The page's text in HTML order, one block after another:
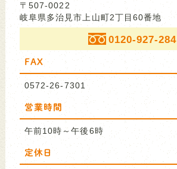
〒507-0022
岐阜県多治見市上山町2丁目60番地
0120-927-284
FAX
0572-26-7301
営業時間
午前10時～午後6時
定休日